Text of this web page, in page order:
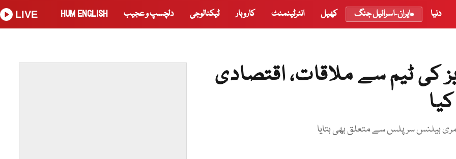
دنیا ایران-اسرائیل جنگ کھیل انٹرٹینمنٹ کاروبار ٹیکنالوجی دلچسپ و عجیب HUM ENGLISH
LIVE
کی ٹیم سے ملاقات، اقتصادی
بیلنس سرپلس سے متعلق بھی بتایا